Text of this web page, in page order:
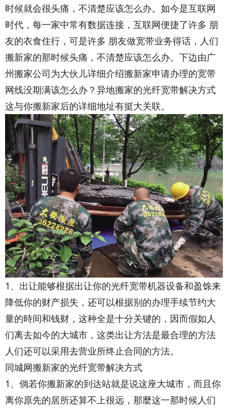
时候就会很头痛，不清楚应该怎么办。如今是互联网
时代，每一家中常有数据连接，互联网便捷了许多 朋
友的衣食住行，可是许多 朋友做宽带业务得话，人们
搬新家的那时候头痛，不清楚应该怎么办。下边由广
州搬家公司为大伙儿详细介绍搬新家申请办理的宽带
网线没期满该怎么办？异地搬家的光纤宽带解决方式
这与你搬新家后的详细地址有挺大关联。
1、出让能够根据出让你的光纤宽带机器设备和盈馀来
降低你的财产损失，还可以根据别的办理手续节约大
量的時间和钱财，这种全是十分关键的，因而假如人
们离去如今的大城市，这类出让方法是最合理的方法
人们还可以采用去营业所终止合同的方法。
同城网搬新家的光纤宽带解决方式
1、倘若你搬新家的到达站就是说这座大城市，而且你
离你原先的居所还算不上很远，那麼这一那时候人们